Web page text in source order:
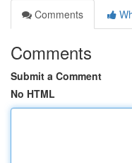
Comments
Comments
Submit a Comment
No HTML